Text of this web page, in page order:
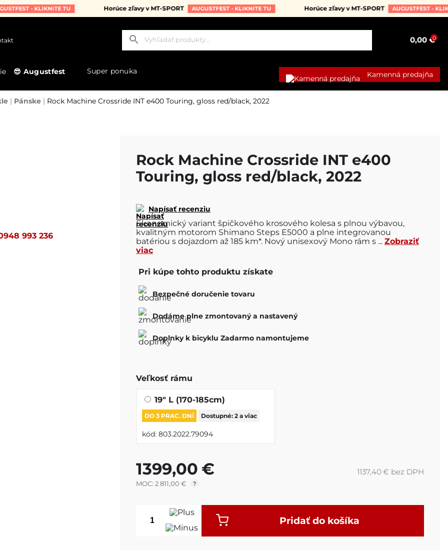
- KLIKNITE TU Horúce zľavy v MT-SPORT AUGUSTFEST - KLIKNITE TU Horúce zľavy v MT-SPORT AUGUSTFEST - KLIKNITE
0
0,00 €
😎 Augustfest Super ponuka Kamenná predajňa
| Pánske | Rock Machine Crossride INT e400 Touring, gloss red/black, 2022
993 236
Rock Machine Crossride INT e400
Touring, gloss red/black, 2022
Napísať recenziu
Ekonomický variant špičkového krosového kolesa s plnou výbavou,
kvalitným motorom Shimano Steps E5000 a plne integrovanou
batériou s dojazdom až 185 km*. Nový unisexový Mono rám s ... Zobraziť
viac
Pri kúpe tohto produktu získate
Bezpečné doručenie tovaru
Dodáme plne zmontovaný a nastavený
Doplnky k bicyklu Zadarmo namontujeme
Veľkosť rámu
19" L (170-185cm)
DO 3 PRAC. DNÍ Dostupné: 2 a viac
kód: 803.2022.79094
1399,00€ 1137,40€ bez DPH
MOC: 2 811,00 € ?
Pridať do košíka